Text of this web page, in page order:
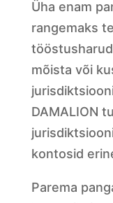
Üha enam
rangemaks
mõista või
DAMALION
kontosid
Parema